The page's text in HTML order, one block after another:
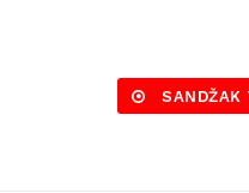
SANDŽAK